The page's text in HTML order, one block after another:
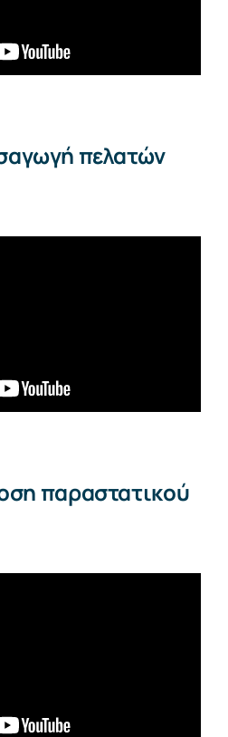
πελατών
παραστατικού